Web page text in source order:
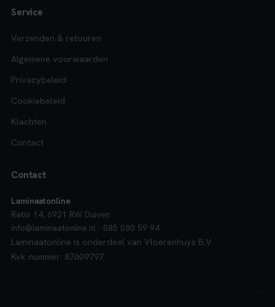
Service
Verzenden & retouren
Algemene voorwaarden
Privacybeleid
Cookiebeleid
Klachten
Contact
Contact
Laminaatonline
Ratio 14, 6921 RW Duiven
info@laminaatonline.nl · 085 080 59 94
Laminaatonline is onderdeel van Vloerenhuys B.V.
Kvk nummer: 87609797